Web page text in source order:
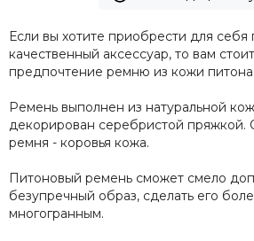
Если вы хотите приобрести для
качественный аксессуар, то вам
предпочтение ремню из кожи питона.
Ремень выполнен из натуральной
декорирован серебристой пряжкой.
ремня - коровья кожа.
Питоновый ремень сможет смело
безупречный образ, сделать его
многогранным.